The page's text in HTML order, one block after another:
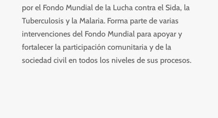
por el Fondo Mundial de la Lucha contra el Sida, la
Tuberculosis y la Malaria. Forma parte de varias
intervenciones del Fondo Mundial para apoyar y
fortalecer la participación comunitaria y de la
sociedad civil en todos los niveles de sus procesos.